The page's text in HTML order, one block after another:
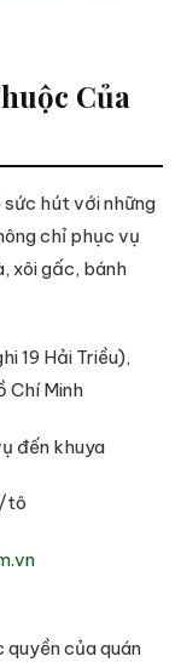
Của
sức hút với những
chỉ phục vụ
xôi gấc, bánh
19 Hải Triều),
Chí Minh
đến khuya
tô
của quán